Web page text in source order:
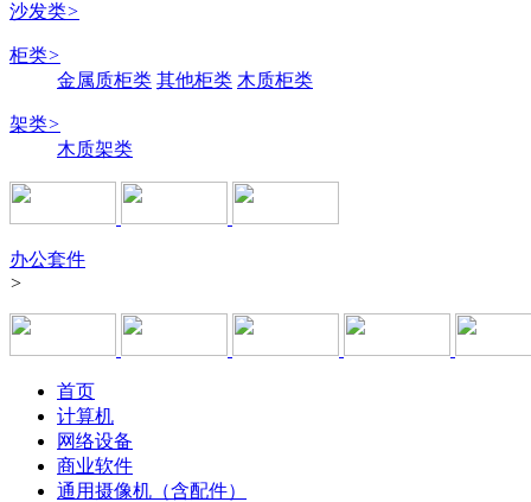
沙发类>
柜类>
金属质柜类 其他柜类 木质柜类
架类>
木质架类
办公套件
>
首页
计算机
网络设备
商业软件
通用摄像机（含配件）